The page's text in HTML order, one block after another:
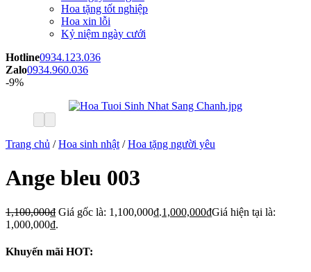
Hoa tặng tốt nghiệp
Hoa xin lỗi
Kỷ niệm ngày cưới
Hotline0934.123.036
Zalo0934.960.036
-9%
Trang chủ / Hoa sinh nhật / Hoa tặng người yêu
Ange bleu 003
1,100,000₫ Giá gốc là: 1,100,000₫.1,000,000₫Giá hiện tại là:
1,000,000₫.
Khuyến mãi HOT: